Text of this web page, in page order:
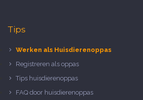
Tips
Werken als Huisdierenoppas
Registreren als oppas
Tips huisdierenoppas
FAQ door huisdierenoppas